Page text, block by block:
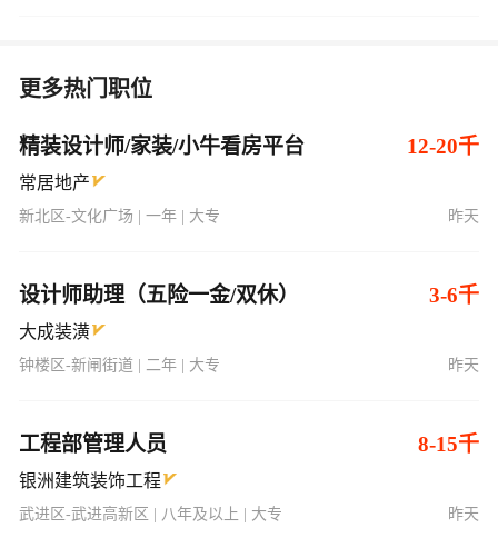
更多热门职位
精装设计师/家装/小牛看房平台 12-20千
常居地产
新北区-文化广场 | 一年 | 大专 昨天
设计师助理（五险一金/双休） 3-6千
大成装潢
钟楼区-新闸街道 | 二年 | 大专 昨天
工程部管理人员 8-15千
银洲建筑装饰工程
武进区-武进高新区 | 八年及以上 | 大专 昨天